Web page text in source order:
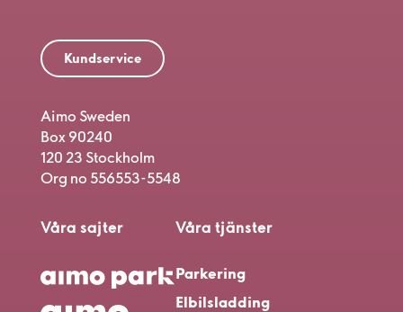
Kundservice
Aimo Sweden
Box 90240
120 23 Stockholm
Org no 556553-5548
Våra sajter Våra tjänster
Parkering
Elbilsladding